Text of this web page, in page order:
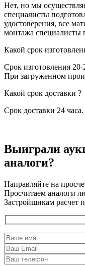
Нет, но мы
специалисты
удостоверения, все
монтажа специалисты
Какой срок
Срок изготовления
При загруженном
Какой срок доставки ?
Срок доставки 24 часа.
Выиграли
аналоги?
Направляйте на
Просчитаем аналоги
Застройщикам расчет